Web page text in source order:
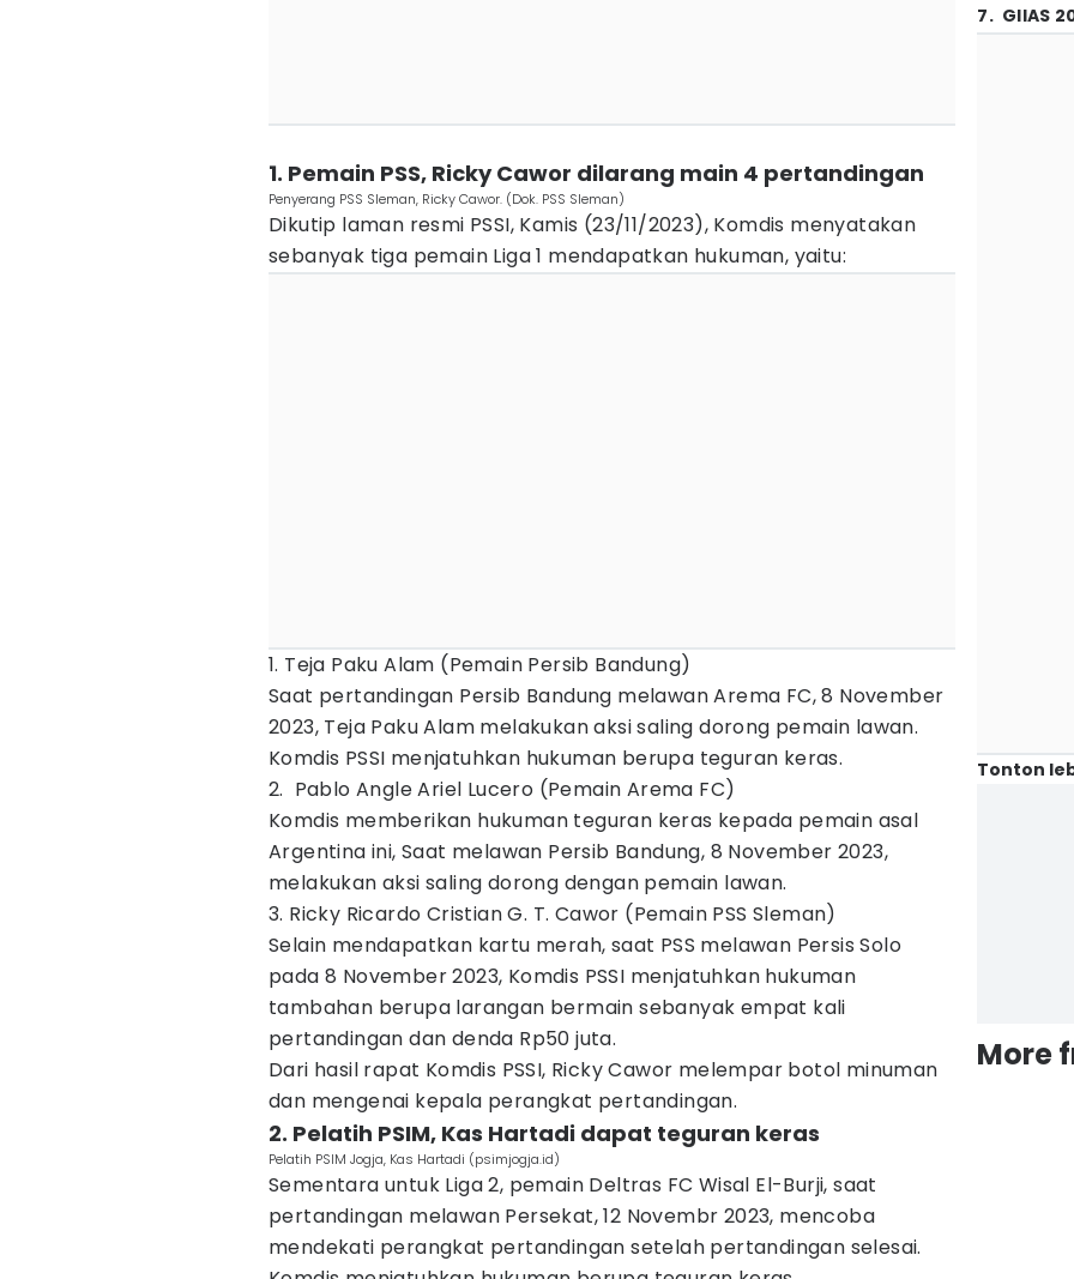
1. Pemain PSS, Ricky Cawor dilarang main 4 pertandingan
Penyerang PSS Sleman, Ricky Cawor. (Dok. PSS Sleman)
Dikutip laman resmi PSSI, Kamis (23/11/2023), Komdis menyatakan
sebanyak tiga pemain Liga 1 mendapatkan hukuman, yaitu:
1. Teja Paku Alam (Pemain Persib Bandung)
Saat pertandingan Persib Bandung melawan Arema FC, 8 November
2023, Teja Paku Alam melakukan aksi saling dorong pemain lawan.
Komdis PSSI menjatuhkan hukuman berupa teguran keras.
2. Pablo Angle Ariel Lucero (Pemain Arema FC)
Komdis memberikan hukuman teguran keras kepada pemain asal
Argentina ini, Saat melawan Persib Bandung, 8 November 2023,
melakukan aksi saling dorong dengan pemain lawan.
3. Ricky Ricardo Cristian G. T. Cawor (Pemain PSS Sleman)
Selain mendapatkan kartu merah, saat PSS melawan Persis Solo
pada 8 November 2023, Komdis PSSI menjatuhkan hukuman
tambahan berupa larangan bermain sebanyak empat kali
pertandingan dan denda Rp50 juta.
Dari hasil rapat Komdis PSSI, Ricky Cawor melempar botol minuman
dan mengenai kepala perangkat pertandingan.
2. Pelatih PSIM, Kas Hartadi dapat teguran keras
Pelatih PSIM Jogja, Kas Hartadi (psimjogja.id)
Sementara untuk Liga 2, pemain Deltras FC Wisal El-Burji, saat
pertandingan melawan Persekat, 12 Novembr 2023, mencoba
mendekati perangkat pertandingan setelah pertandingan selesai.
7. GIIAS
Tonton
More